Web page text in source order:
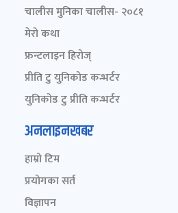
चालीस मुनिका चालीस- २०८१
मेरो कथा
फ्रन्टलाइन हिरोज्
प्रीति टु युनिकोड कन्भर्टर
युनिकोड टु प्रीति कन्भर्टर
अनलाइनखबर
हाम्रो टिम
प्रयोगका सर्त
विज्ञापन